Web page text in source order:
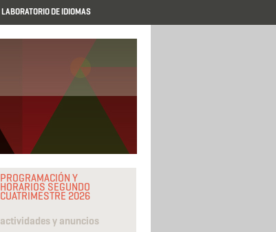
LABORATORIO DE IDIOMAS
PROGRAMACIÓN Y
HORARIOS SEGUNDO
CUATRIMESTRE 2026
actividades y anuncios